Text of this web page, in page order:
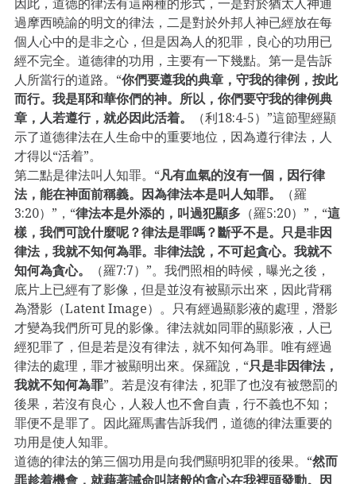
過摩西曉諭的明文的律法，二是對於外邦人神已經放在每
個人心中的是非之心，但是因為人的犯罪，良心的功用已
經不完全。道德律的功用，主要有一下幾點。第一是告訴
人所當行的道路。“你們要遵我的典章，守我的律例，按此
而行。我是耶和華你們的神。所以，你們要守我的律例典
章，人若遵行，就必因此活着。
（利18:4-5）”這節聖經顯
示了道德律法在人生命中的重要地位，因為遵行律法，人
才得以“活着”。
第二點是律法叫人知罪。“凡有血氣的沒有一個，因行律
法，能在神面前稱義。因為律法本是叫人知罪。
（羅
3:20）”，“律法本是外添的，叫過犯顯多 （羅5:20）”，“這
樣，我們可說什麼呢？律法是罪嗎？斷乎不是。只是非因
律法，我就不知何為罪。非律法說，不可起貪心。我就不
知何為貪心。
（羅7:7）”。我們照相的時候，曝光之後，
底片上已經有了影像，但是並沒有被顯示出來，因此背稱
為潛影（Latent Image）。只有經過顯影液的處理，潛影
才變為我們所可見的影像。律法就如同罪的顯影液，人已
經犯罪了，但是若是沒有律法，就不知何為罪。唯有經過
律法的處理，罪才被顯明出來。保羅說，“只是非因律法，
我就不知何為罪”。若是沒有律法，犯罪了也沒有被懲罰的
後果，若沒有良心，人殺人也不會自責，行不義也不知；
罪便不是罪了。因此羅馬書告訴我們，道德的律法重要的
功用是使人知罪。
道德的律法的第三個功用是向我們顯明犯罪的後果。“然而
罪趁着機會，就藉著誡命叫諸般的貪心在我裡頭發動。因